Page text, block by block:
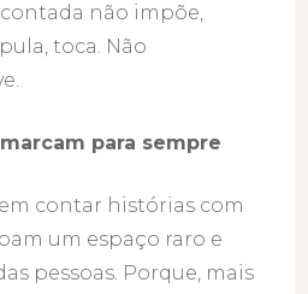
não impõe,
toca. Não
para sempre
contar histórias com
um espaço raro e
pessoas. Porque, mais